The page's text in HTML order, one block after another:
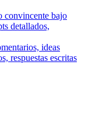
convincente bajo
detallados,
ideas
respuestas escritas